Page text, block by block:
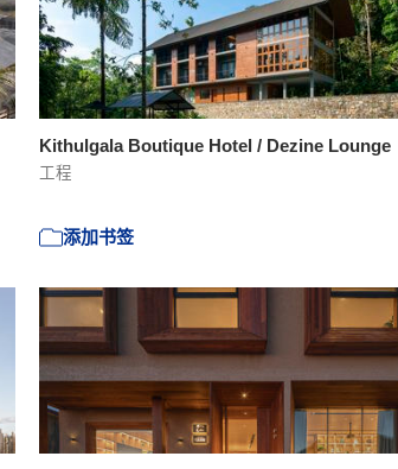
Kithulgala Boutique Hotel / Dezine Lounge
工程
添加书签